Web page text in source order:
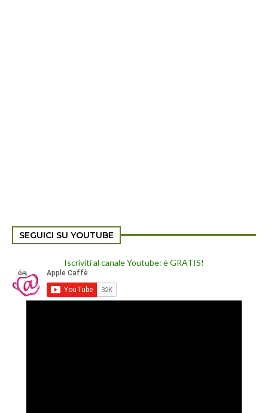
SEGUICI SU YOUTUBE
Iscriviti al canale Youtube: è GRATIS!